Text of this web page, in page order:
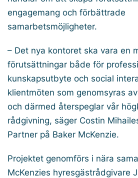
engagemang och förbättrade
samarbetsmöjligheter.
– Det nya kontoret ska vara en
förutsättningar både för
kunskapsutbyte och social
klientmöten som genomsyras
och därmed återspeglar vår
rådgivning, säger Costin
Partner på Baker McKenzie.
Projektet genomförs i nära
McKenzies hyresgästrådgivare